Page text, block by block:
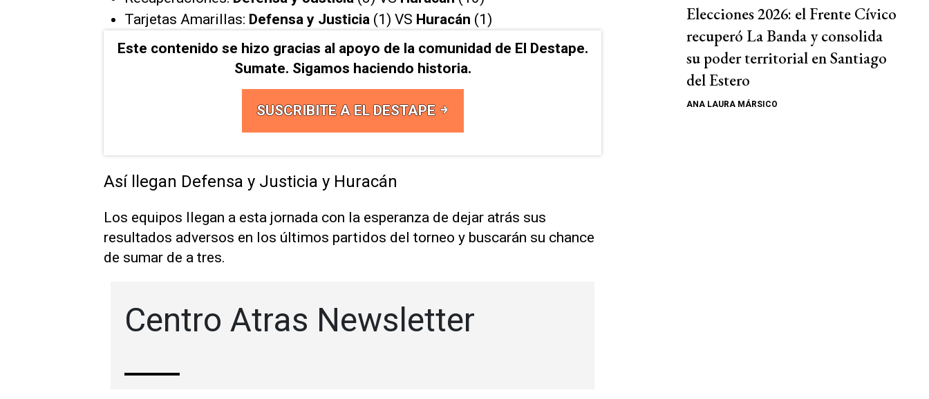
Tarjetas Amarillas: Defensa y Justicia (1) VS Huracán (1)
Este contenido se hizo gracias al apoyo de la comunidad de El Destape.
Sumate. Sigamos haciendo historia.
SUSCRIBITE A EL DESTAPE
Así llegan Defensa y Justicia y Huracán
Los equipos llegan a esta jornada con la esperanza de dejar atrás sus
resultados adversos en los últimos partidos del torneo y buscarán su chance
de sumar de a tres.
Elecciones 2026: el Frente Cívico
recuperó La Banda y consolida
su poder territorial en Santiago
del Estero
ANA LAURA MÁRSICO